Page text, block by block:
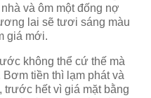
và ôm một đống nợ
lai sẽ tươi sáng màu
giá mới.
không thể cứ thế mà
tiền thì lạm phát và
trước hết vì giá mặt bằng